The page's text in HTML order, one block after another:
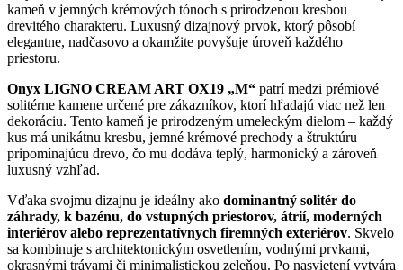
kameň v jemných krémových tónoch s prirodzenou kresbou
drevitého charakteru. Luxusný dizajnový prvok, ktorý pôsobí
elegantne, nadčasovo a okamžite povyšuje úroveň každého
priestoru.
Onyx LIGNO CREAM ART OX19 „M“ patrí medzi prémiové
solitérne kamene určené pre zákazníkov, ktorí hľadajú viac než len
dekoráciu. Tento kameň je prirodzeným umeleckým dielom – každý
kus má unikátnu kresbu, jemné krémové prechody a štruktúru
pripomínajúcu drevo, čo mu dodáva teplý, harmonický a zároveň
luxusný vzhľad.
Vďaka svojmu dizajnu je ideálny ako dominantný solitér do
záhrady, k bazénu, do vstupných priestorov, átrií, moderných
interiérov alebo reprezentatívnych firemných exteriérov. Skvelo
sa kombinuje s architektonickým osvetlením, vodnými prvkami,
okrasnými trávami či minimalistickou zeleňou. Po nasvietení vytvára